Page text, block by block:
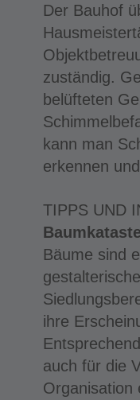
Der Bauhof
zuständig.
belüfteten
kann man
erkennen
TIPPS UND
Bäume sind
ihre
auch für die
Organisation